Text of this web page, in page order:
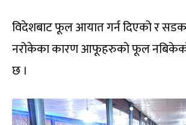
विदेशबाट फूल आयात गर्न दिएको र
नरोकेका कारण आफूहरुको फूल नबिकेको
छ ।